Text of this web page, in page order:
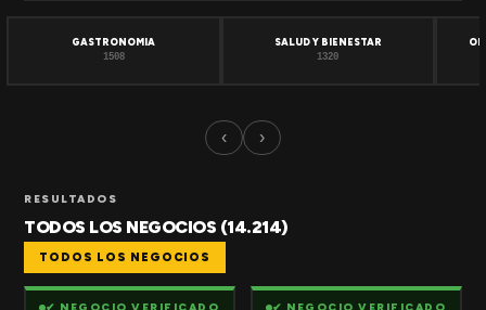
GASTRONOMIA
1508
SALUD Y BIENESTAR
1320
‹ ›
RESULTADOS
TODOS LOS NEGOCIOS (14.214)
TODOS LOS NEGOCIOS